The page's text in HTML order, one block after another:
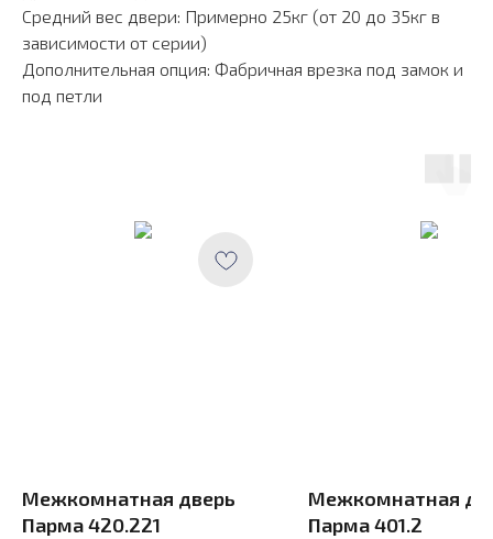
Средний вес двери: Примерно 25кг (от 20 до 35кг в
зависимости от серии)
Дополнительная опция: Фабричная врезка под замок и
под петли
Межкомнатная дверь
Парма 420.221
Межкомнатная
Парма 401.2